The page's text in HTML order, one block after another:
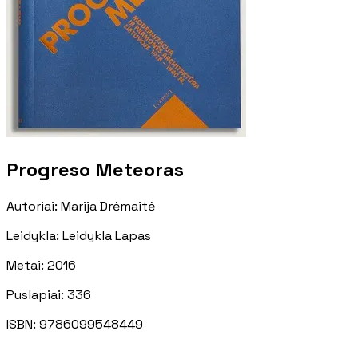
Progreso Meteoras
Autoriai: Marija Drėmaitė
Leidykla: Leidykla Lapas
Metai: 2016
Puslapiai: 336
ISBN: 9786099548449